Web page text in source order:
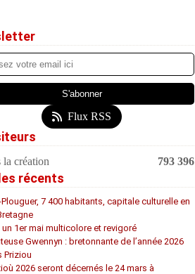
Flux RSS
la création 793 396
récents
Plouguer, 7 400 habitants, capitale culturelle en
un 1er mai multicolore et revigoré
Gwennyn : bretonnante de l’année 2026
Priziou
2026 seront décernés le 24 mars à